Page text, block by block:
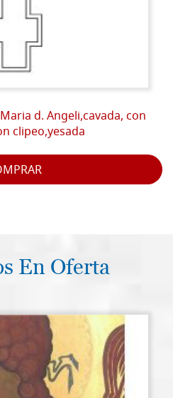
d. Angeli,cavada, con
clipeo,yesada
En Oferta